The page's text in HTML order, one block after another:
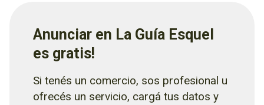
Anunciar en La Guía Esquel
es gratis!
Si tenés un comercio, sos profesional u
ofrecés un servicio, cargá tus datos y